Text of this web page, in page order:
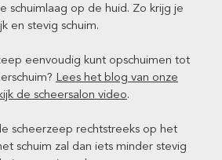
schuimlaag op de huid. Zo krijg je
en stevig schuim.
eenvoudig kunt opschuimen tot
Lees het blog van onze
de scheersalon video.
scheerzeep rechtstreeks op het
schuim zal dan iets minder stevig